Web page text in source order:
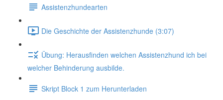
Assistenzhundearten
Die Geschichte der Assistenzhunde (3:07)
Übung: Herausfinden welchen Assistenzhund ich bei
welcher Behinderung ausbilde.
Skript Block 1 zum Herunterladen